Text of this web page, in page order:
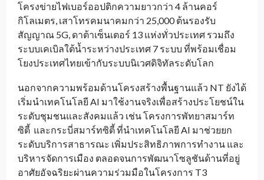
โครงข่ายไฟเบอร์ออปติกความยาวกว่า 4 ล้านคอร์
กิโลเมตร, เสาโทรคมนาคมกว่า 25,000 ต้นรองรับ
สัญญาณ 5G, ดาต้าเซ็นเตอร์ 13 แห่งทั่วประเทศ รวมถึง
ระบบเคเบิลใต้น้ำระหว่างประเทศ 7 ระบบ ที่พร้อมเชื่อม
โยงประเทศไทยเข้ากับระบบนิเวศดิจิทัลระดับโลก
นอกจากความพร้อมด้านโครงสร้างพื้นฐานแล้ว NT ยังได้
เริ่มนำเทคโนโลยี AI มาใช้งานจริงเพื่อสร้างประโยชน์ใน
ระดับชุมชนและสังคมแล้ว เช่น โครงการพัทยาสมาร์ท
ซิตี้ และกระบี่สมาร์ทซิตี้ ที่นำเทคโนโลยี AI มาช่วยยก
ระดับบริการสาธารณะ เพิ่มประสิทธิภาพการทำงาน และ
บริหารจัดการเมือง ตลอดจนการพัฒนาโซลูชันด้านที่อยู่
อาศัยอัจฉริยะผ่านความร่วมมือในโครงการ T3